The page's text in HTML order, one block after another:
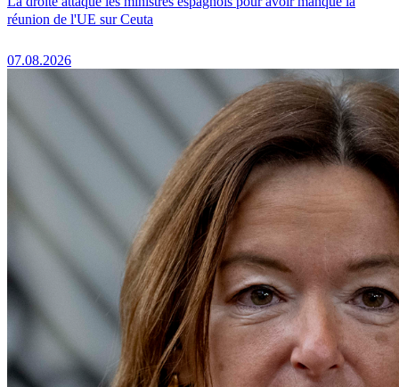
réunion de l'UE sur Ceuta
07.08.2026